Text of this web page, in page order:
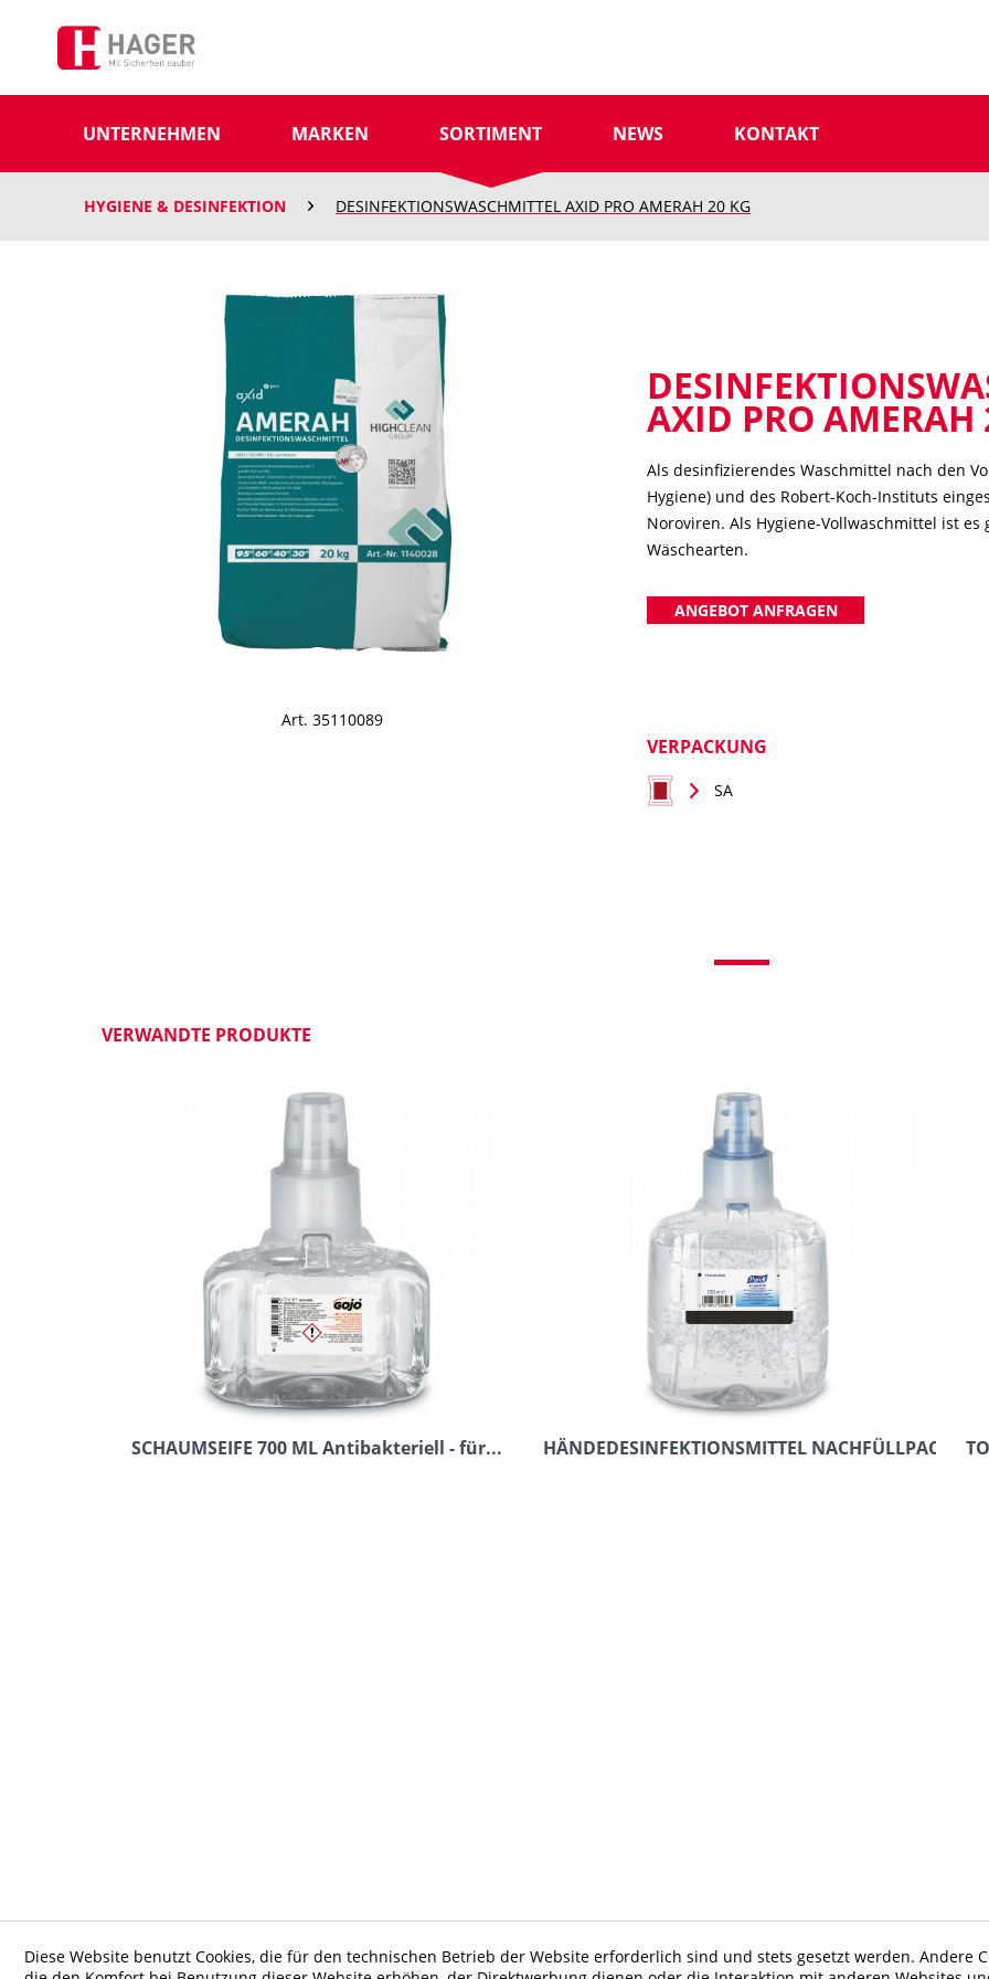
UNTERNEHMEN MARKEN SORTIMENT NEWS KONTAKT
HYGIENE & DESINFEKTION DESINFEKTIONSWASCHMITTEL AXID PRO AMERAH 20 KG
Art. 35110089
AXID PRO AMERAH
Als desinfizierendes Waschmittel nach den
Hygiene) und des Robert-Koch-Instituts
Noroviren. Als Hygiene-Vollwaschmittel ist
Wäschearten.
ANGEBOT ANFRAGEN
VERPACKUNG
SA
VERWANDTE PRODUKTE
SCHAUMSEIFE 700 ML Antibakteriell - für... HÄNDEDESINFEKTIONSMITTEL
Diese Website benutzt Cookies, die für den technischen Betrieb der Website erforderlich sind und stets gesetzt werden. Andere